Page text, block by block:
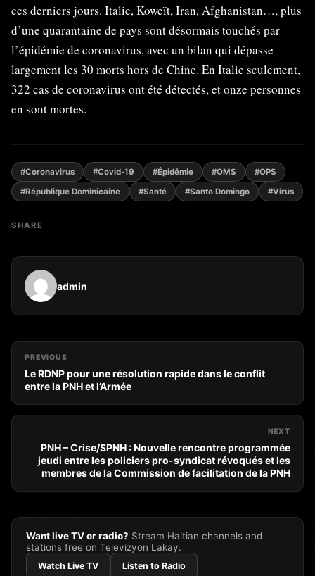
ces derniers jours. Italie, Koweït, Iran, Afghanistan…, plus
d’une quarantaine de pays sont désormais touchés par
l’épidémie de coronavirus, avec un bilan qui dépasse
largement les 30 morts hors de Chine. En Italie seulement,
322 cas de coronavirus ont été détectés, et onze personnes
en sont mortes.
#Coronavirus #Covid-19 #Épidémie #OMS
#OPS
#République Dominicaine
#Santé #Santo Domingo #Virus
SHARE
admin
PREVIOUS
Le RDNP pour une résolution rapide dans le conflit
entre la PNH et l’Armée
NEXT
PNH – Crise/SPNH : Nouvelle rencontre programmée
jeudi entre les policiers pro-syndicat révoqués et les
membres de la Commission de facilitation de la PNH
Want live TV or radio? Stream Haitian channels and
stations free on Televizyon Lakay.
Watch Live TV Listen to Radio